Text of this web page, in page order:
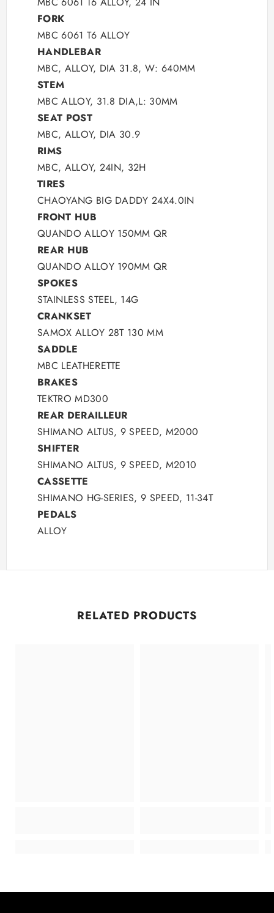
FORK
MBC 6061 T6 ALLOY
HANDLEBAR
MBC, ALLOY, DIA 31.8, W: 640MM
STEM
MBC ALLOY, 31.8 DIA,L: 30MM
SEAT POST
MBC, ALLOY, DIA 30.9
RIMS
MBC, ALLOY, 24IN, 32H
TIRES
CHAOYANG BIG DADDY 24X4.0IN
FRONT HUB
QUANDO ALLOY 150MM QR
REAR HUB
QUANDO ALLOY 190MM QR
SPOKES
STAINLESS STEEL, 14G
CRANKSET
SAMOX ALLOY 28T 130 MM
SADDLE
MBC LEATHERETTE
BRAKES
TEKTRO MD300
REAR DERAILLEUR
SHIMANO ALTUS, 9 SPEED, M2000
SHIFTER
SHIMANO ALTUS, 9 SPEED, M2010
CASSETTE
SHIMANO HG-SERIES, 9 SPEED, 11-34T
PEDALS
ALLOY
RELATED PRODUCTS